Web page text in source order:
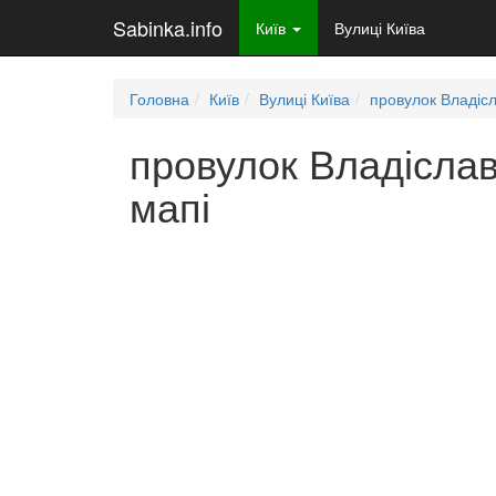
Sabinka.info Київ Вулиці Київа
Головна Київ Вулиці Київа провулок
провулок
мапі